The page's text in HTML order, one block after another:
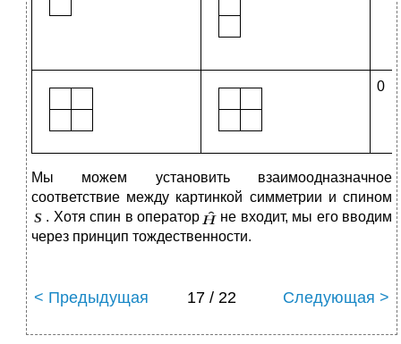
0
Мы можем установить взаимоодназначное
соответствие между картинкой симметрии и спином
. Хотя спин в оператор
не входит, мы его вводим
через принцип тождественности.
< Предыдущая 17 / 22 Следующая >